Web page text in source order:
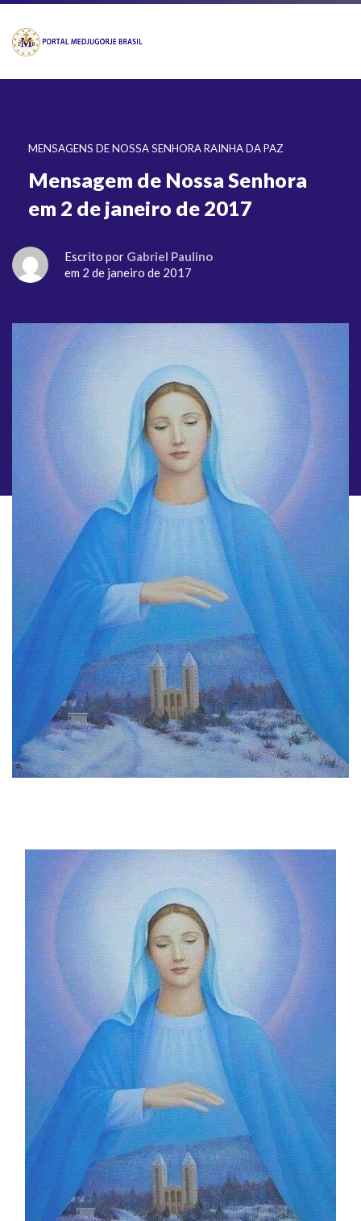
MENSAGENS DE NOSSA SENHORA RAINHA DA PAZ
Mensagem de Nossa Senhora
em 2 de janeiro de 2017
Escrito por Gabriel Paulino
em 2 de janeiro de 2017